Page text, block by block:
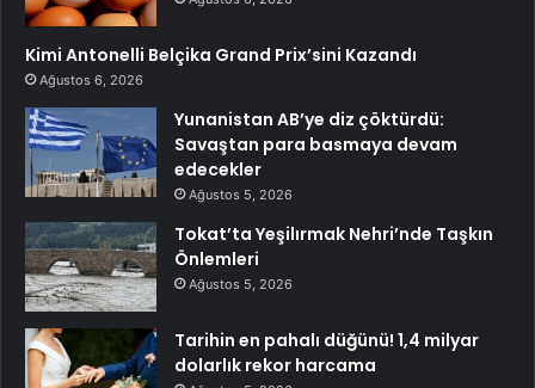
Kimi Antonelli Belçika Grand Prix’sini Kazandı
Ağustos 6, 2026
Yunanistan AB’ye diz çöktürdü:
Savaştan para basmaya devam
edecekler
Ağustos 5, 2026
Tokat’ta Yeşilırmak Nehri’nde Taşkın
Önlemleri
Ağustos 5, 2026
Tarihin en pahalı düğünü! 1,4 milyar
dolarlık rekor harcama